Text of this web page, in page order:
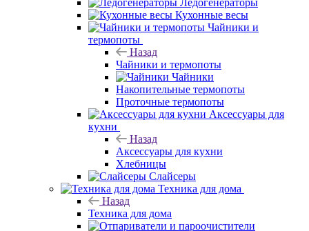
Ледогенераторы
Кухонные весы
Чайники и
термопоты
Назад
Чайники и термопоты
Чайники
Накопительные термопоты
Проточные термопоты
Аксессуары для
кухни
Назад
Аксессуары для кухни
Хлебницы
Слайсеры
Техника для дома
Назад
Техника для дома